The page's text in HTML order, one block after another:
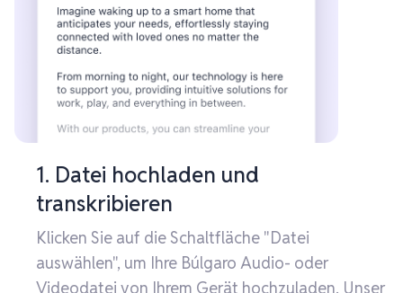
1. Datei hochladen und
transkribieren
Klicken Sie auf die Schaltfläche "Datei
auswählen", um Ihre Búlgaro Audio- oder
Videodatei von Ihrem Gerät hochzuladen. Unser